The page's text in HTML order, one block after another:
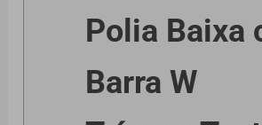
Polia Baixa
Barra W